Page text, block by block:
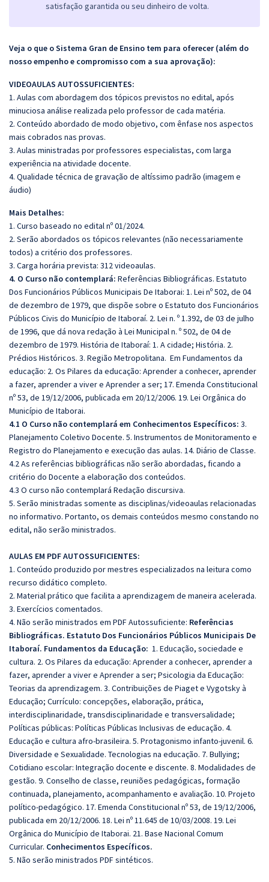
satisfação garantida ou seu dinheiro de volta.
Veja o que o Sistema Gran de Ensino tem para oferecer (além do
nosso empenho e compromisso com a sua aprovação):
VIDEOAULAS AUTOSSUFICIENTES:
1. Aulas com abordagem dos tópicos previstos no edital, após
minuciosa análise realizada pelo professor de cada matéria.
2. Conteúdo abordado de modo objetivo, com ênfase nos aspectos
mais cobrados nas provas.
3. Aulas ministradas por professores especialistas, com larga
experiência na atividade docente.
4. Qualidade técnica de gravação de altíssimo padrão (imagem e
áudio)
Mais Detalhes:
1. Curso baseado no edital nº 01/2024.
2. Serão abordados os tópicos relevantes (não necessariamente
todos) a critério dos professores.
3. Carga horária prevista: 312 videoaulas.
4. O Curso não contemplará: Referências Bibliográficas. Estatuto
Dos Funcionários Públicos Municipais De Itaborai: 1. Lei nº 502, de 04
de dezembro de 1979, que dispõe sobre o Estatuto dos Funcionários
Públicos Civis do Município de Itaboraí. 2. Lei n. º 1.392, de 03 de julho
de 1996, que dá nova redação à Lei Municipal n. º 502, de 04 de
dezembro de 1979. História de Itaboraí: 1. A cidade; História. 2.
Prédios Históricos. 3. Região Metropolitana. Em Fundamentos da
educação: 2. Os Pilares da educação: Aprender a conhecer, aprender
a fazer, aprender a viver e Aprender a ser; 17. Emenda Constitucional
nº 53, de 19/12/2006, publicada em 20/12/2006. 19. Lei Orgânica do
Município de Itaborai.
4.1 O Curso não contemplará em Conhecimentos Específicos: 3.
Planejamento Coletivo Docente. 5. Instrumentos de Monitoramento e
Registro do Planejamento e execução das aulas. 14. Diário de Classe.
4.2 As referências bibliográficas não serão abordadas, ficando a
critério do Docente a elaboração dos conteúdos.
4.3 O curso não contemplará Redação discursiva.
5. Serão ministradas somente as disciplinas/videoaulas relacionadas
no informativo. Portanto, os demais conteúdos mesmo constando no
edital, não serão ministrados.
AULAS EM PDF AUTOSSUFICIENTES:
1. Conteúdo produzido por mestres especializados na leitura como
recurso didático completo.
2. Material prático que facilita a aprendizagem de maneira acelerada.
3. Exercícios comentados.
4. Não serão ministrados em PDF Autossuficiente: Referências
Bibliográficas. Estatuto Dos Funcionários Públicos Municipais De
Itaboraí. Fundamentos da Educação: 1. Educação, sociedade e
cultura. 2. Os Pilares da educação: Aprender a conhecer, aprender a
fazer, aprender a viver e Aprender a ser; Psicologia da Educação:
Teorias da aprendizagem. 3. Contribuições de Piaget e Vygotsky à
Educação; Currículo: concepções, elaboração, prática,
interdisciplinaridade, transdisciplinaridade e transversalidade;
Políticas públicas: Políticas Públicas Inclusivas de educação. 4.
Educação e cultura afro-brasileira. 5. Protagonismo infanto-juvenil. 6.
Diversidade e Sexualidade. Tecnologias na educação. 7. Bullying;
Cotidiano escolar: Integração docente e discente. 8. Modalidades de
gestão. 9. Conselho de classe, reuniões pedagógicas, formação
continuada, planejamento, acompanhamento e avaliação. 10. Projeto
político-pedagógico. 17. Emenda Constitucional nº 53, de 19/12/2006,
publicada em 20/12/2006. 18. Lei nº 11.645 de 10/03/2008. 19. Lei
Orgânica do Município de Itaborai. 21. Base Nacional Comum
Curricular. Conhecimentos Específicos.
5. Não serão ministrados PDF sintéticos.